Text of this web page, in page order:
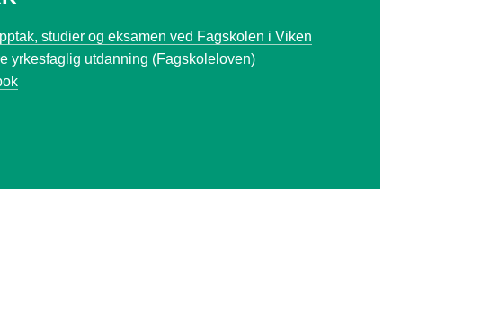
studier og eksamen ved Fagskolen i Viken
yrkesfaglig utdanning (Fagskoleloven)